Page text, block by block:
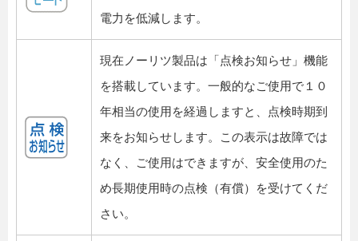
電力を低減します。
現在ノーリツ製品は「点検お知らせ」機能
を搭載しています。一般的なご使用で１０
年相当の使用を経過しますと、点検時期到
来をお知らせします。この表示は故障では
なく、ご使用はできますが、安全使用のた
め長期使用時の点検（有償）を受けてくだ
さい。